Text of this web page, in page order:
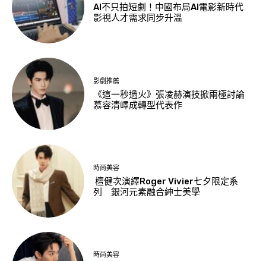
AI不只拍短劇！中國布局AI電影新時代
影視人才需求同步升溫
影劇推薦
《這一秒過火》張凌赫演技掀兩極討論
慕容清嶧成轉型代表作
時尚美容
檀健次演繹Roger Vivier七夕限定系
列 銀河元素融合紳士美學
時尚美容